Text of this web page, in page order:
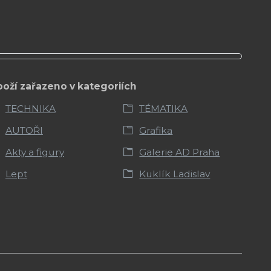
zařazeno v kategoriích
TECHNIKA
TÉMATIKA
AUTOŘI
Grafika
Akty a figury
Galerie AD Praha
Lept
Kuklík Ladislav